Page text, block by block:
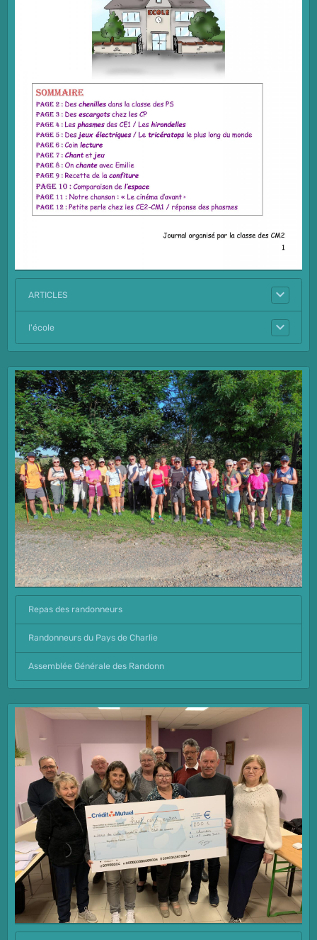
ARTICLES
l'école
Repas des randonneurs
Randonneurs du Pays de Charlie
Assemblée Générale des Randonn